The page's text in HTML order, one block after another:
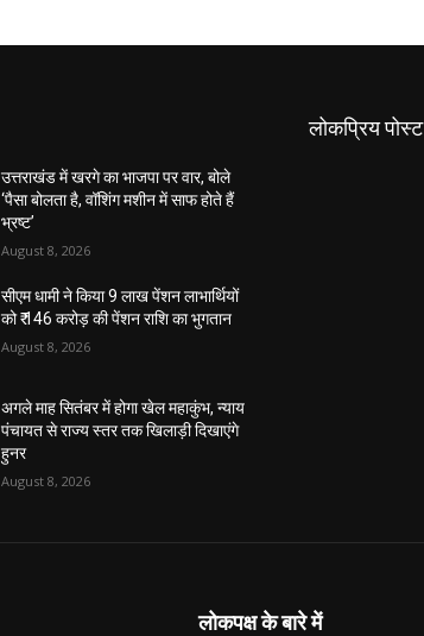
उत्तराखंड में खरगे का भाजपा पर वार, बोले
‘पैसा बोलता है, वॉशिंग मशीन में साफ होते हैं
भ्रष्ट’
August 8, 2026
सीएम धामी ने किया 9 लाख पेंशन लाभार्थियों
को ₹ 146 करोड़ की पेंशन राशि का भुगतान
August 8, 2026
अगले माह सितंबर में होगा खेल महाकुंभ, न्याय
पंचायत से राज्य स्तर तक खिलाड़ी दिखाएंगे
हुनर
August 8, 2026
लोकप्रिय पोस्ट
लोकपक्ष के बारे में